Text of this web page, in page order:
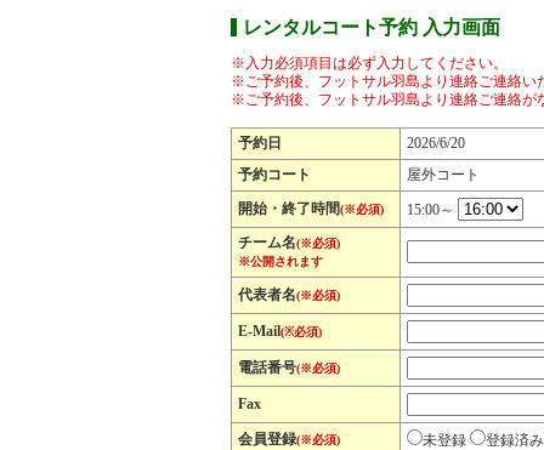
レンタルコート予約 入力画面
※入力必須項目は必ず入力してください。
※ご予約後、フットサル羽島より連絡ご連絡い
※ご予約後、フットサル羽島より連絡ご連絡が
予約日
2026/6/20
予約コート
屋外コート
開始・終了時間(※必須)
15:00～
チーム名(※必須)
※公開されます
代表者名(※必須)
E-Mail(※必須)
電話番号(※必須)
Fax
会員登録(※必須) 未登録 登録済み